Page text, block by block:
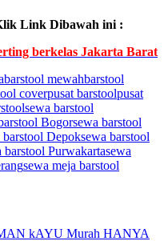
Link Dibawah ini :
berkelas Jakarta Barat
barstool mewahbarstool
coverpusat barstoolpusat
sewa barstool
Bogorsewa barstool
barstool Depoksewa barstool
barstool Purwakartasewa
sewa meja barstool
kAYU Murah HANYA